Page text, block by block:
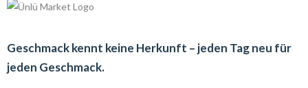
Geschmack kennt keine Herkunft – jeden Tag neu für
jeden Geschmack.